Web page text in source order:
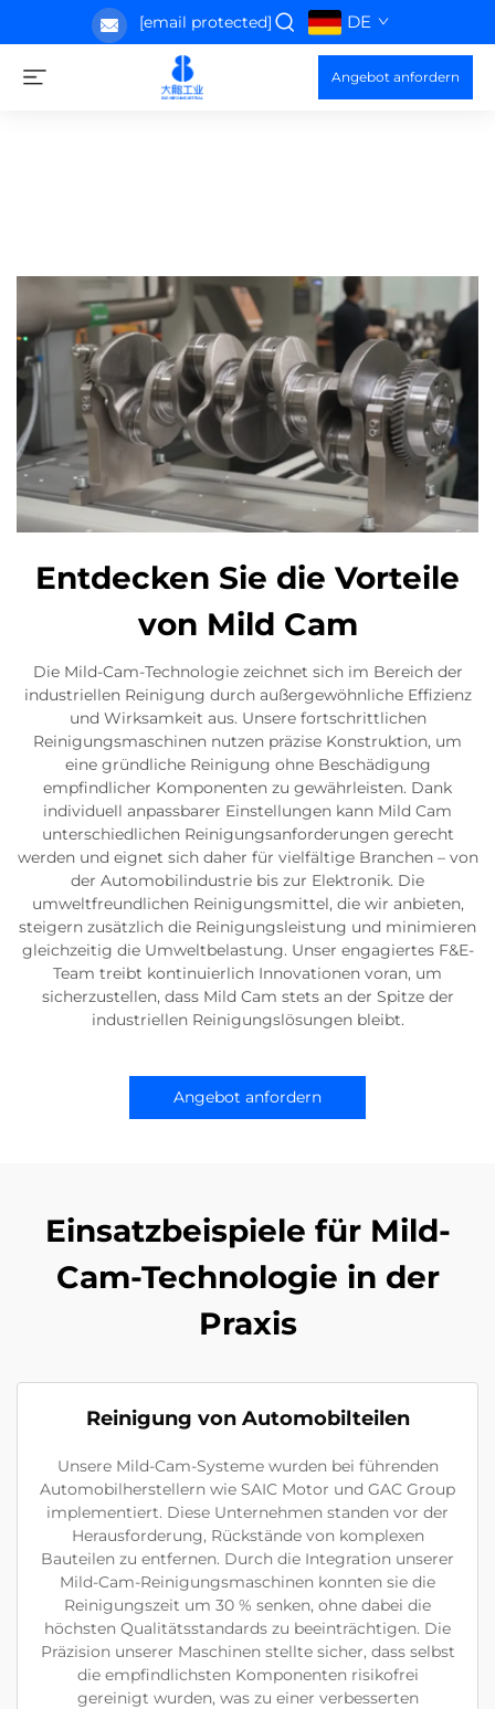
[email protected] DE
Angebot anfordern
Entdecken Sie die Vorteile
von Mild Cam
Die Mild-Cam-Technologie zeichnet sich im Bereich der
industriellen Reinigung durch außergewöhnliche Effizienz
und Wirksamkeit aus. Unsere fortschrittlichen
Reinigungsmaschinen nutzen präzise Konstruktion, um
eine gründliche Reinigung ohne Beschädigung
empfindlicher Komponenten zu gewährleisten. Dank
individuell anpassbarer Einstellungen kann Mild Cam
unterschiedlichen Reinigungsanforderungen gerecht
werden und eignet sich daher für vielfältige Branchen – von
der Automobilindustrie bis zur Elektronik. Die
umweltfreundlichen Reinigungsmittel, die wir anbieten,
steigern zusätzlich die Reinigungsleistung und minimieren
gleichzeitig die Umweltbelastung. Unser engagiertes F&E-
Team treibt kontinuierlich Innovationen voran, um
sicherzustellen, dass Mild Cam stets an der Spitze der
industriellen Reinigungslösungen bleibt.
Angebot anfordern
Einsatzbeispiele für Mild-
Cam-Technologie in der
Praxis
Reinigung von Automobilteilen
Unsere Mild-Cam-Systeme wurden bei führenden
Automobilherstellern wie SAIC Motor und GAC Group
implementiert. Diese Unternehmen standen vor der
Herausforderung, Rückstände von komplexen
Bauteilen zu entfernen. Durch die Integration unserer
Mild-Cam-Reinigungsmaschinen konnten sie die
Reinigungszeit um 30 % senken, ohne dabei die
höchsten Qualitätsstandards zu beeinträchtigen. Die
Präzision unserer Maschinen stellte sicher, dass selbst
die empfindlichsten Komponenten risikofrei
gereinigt wurden, was zu einer verbesserten